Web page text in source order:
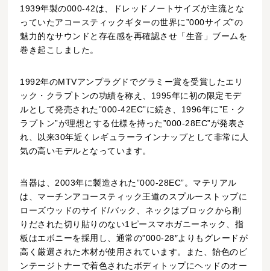
1939年製の000-42は、ドレッドノートサイズが主流とな
っていたアコースティックギターの世界に”000サイズ”の
魅力的なサウンドと存在感を再確認させ「生音」ブームを
巻き起こしました。
1992年のMTVアンプラグドでグラミー賞を受賞したエリ
ック・クラプトンの功績を称え、1995年に初の限定モデ
ルとして発売された”000-42EC”に続き、1996年に”E・ク
ラプトン”が理想とする仕様を持った”000-28EC”が発表さ
れ、以来30年近くレギュラーラインナップとして非常に人
気の高いモデルとなっています。
当器は、2003年に製造された”000-28EC”。マテリアル
は、マーチンアコースティック王道のスプルーストップに
ローズウッドのサイド/バック、ネックはブロックから削
りだされた切り貼りのない1ピースマホガニーネック、指
板はエボニーを採用し、通常の”000-28″よりもグレードが
高く厳選された木材が使用されています。また、飴色のビ
ンテージトナーで着色されたボディトップにヘッドのオー